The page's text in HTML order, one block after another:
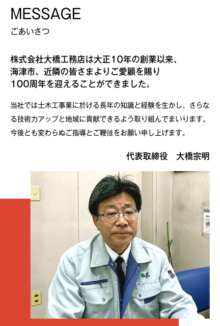
MESSAGE
ごあいさつ
株式会社大橋工務店は大正10年の創業以来、
海津市、近隣の皆さまよりご愛顧を賜り
100周年を迎えることができました。
当社では土木工事業に於ける長年の知識と経験を生かし、さらな
る技術力アップと地域に貢献できるよう取り組んでまいります。
今後とも変わらぬご指導とご鞭撻をお願い申し上げます。
代表取締役 大橋宗明